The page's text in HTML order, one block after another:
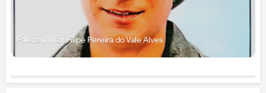
Faleceu Vítor Filipe Pereira do Vale Alves